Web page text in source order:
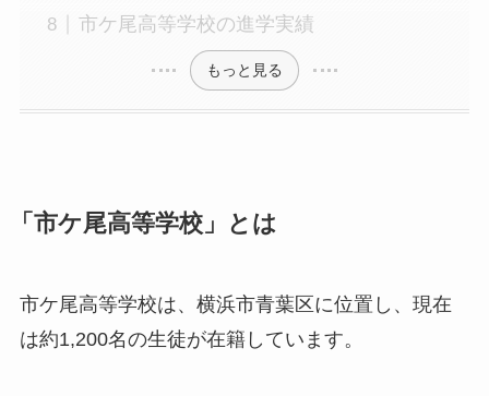
市ケ尾高等学校の進学実績
もっと見る
「市ケ尾高等学校」とは
市ケ尾高等学校は、横浜市青葉区に位置し、現在
は約1,200名の生徒が在籍しています。